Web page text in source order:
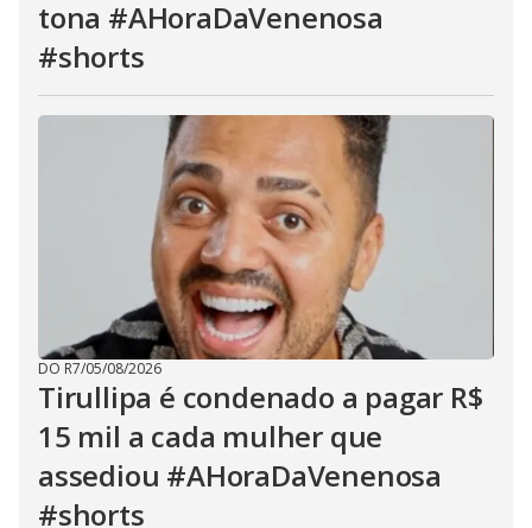
tona #AHoraDaVenenosa
#shorts
DO R7/05/08/2026
Tirullipa é condenado a pagar R$
15 mil a cada mulher que
assediou #AHoraDaVenenosa
#shorts